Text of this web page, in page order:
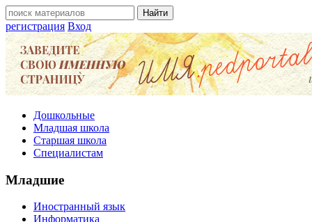
регистрация Вход
Дошкольные
Младшая школа
Старшая школа
Специалистам
Младшие
Иностранный язык
Информатика